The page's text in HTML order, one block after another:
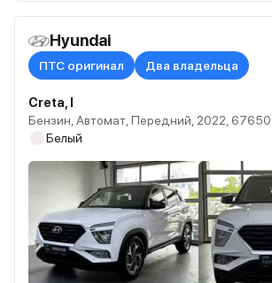
Hyundai
ПТС оригинал Два владельца
Creta, I
Бензин, Автомат, Передний, 2022, 67650
Белый